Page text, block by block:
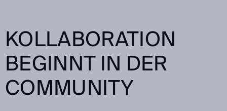
KOLLABORATION
BEGINNT IN DER
COMMUNITY